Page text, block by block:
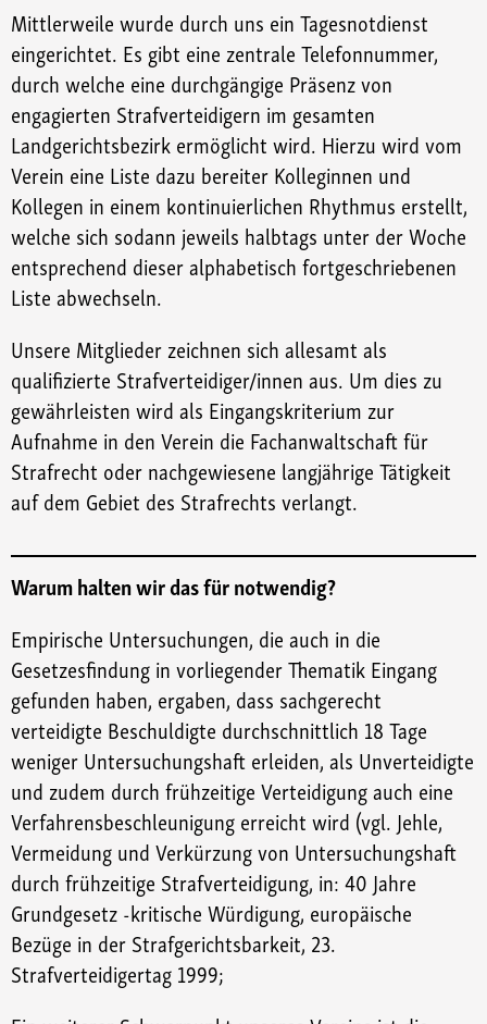
Mittlerweile wurde durch uns ein Tagesnotdienst
eingerichtet. Es gibt eine zentrale Telefonnummer,
durch welche eine durchgängige Präsenz von
engagierten Strafverteidigern im gesamten
Landgerichtsbezirk ermöglicht wird. Hierzu wird vom
Verein eine Liste dazu bereiter Kolleginnen und
Kollegen in einem kontinuierlichen Rhythmus erstellt,
welche sich sodann jeweils halbtags unter der Woche
entsprechend dieser alphabetisch fortgeschriebenen
Liste abwechseln.
Unsere Mitglieder zeichnen sich allesamt als
qualifizierte Strafverteidiger/innen aus. Um dies zu
gewährleisten wird als Eingangskriterium zur
Aufnahme in den Verein die Fachanwaltschaft für
Strafrecht oder nachgewiesene langjährige Tätigkeit
auf dem Gebiet des Strafrechts verlangt.
Warum halten wir das für notwendig?
Empirische Untersuchungen, die auch in die
Gesetzesfindung in vorliegender Thematik Eingang
gefunden haben, ergaben, dass sachgerecht
verteidigte Beschuldigte durchschnittlich 18 Tage
weniger Untersuchungshaft erleiden, als Unverteidigte
und zudem durch frühzeitige Verteidigung auch eine
Verfahrensbeschleunigung erreicht wird (vgl. Jehle,
Vermeidung und Verkürzung von Untersuchungshaft
durch frühzeitige Strafverteidigung, in: 40 Jahre
Grundgesetz -kritische Würdigung, europäische
Bezüge in der Strafgerichtsbarkeit, 23.
Strafverteidigertag 1999;